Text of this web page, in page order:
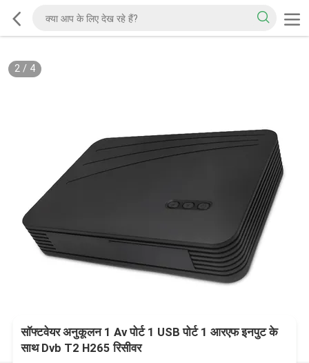
2/ 4
सॉफ्टवेयर अनुकूलन 1 Av पोर्ट 1 USB पोर्ट 1 आरएफ इनपुट के
साथ Dvb T2 H265 रिसीवर